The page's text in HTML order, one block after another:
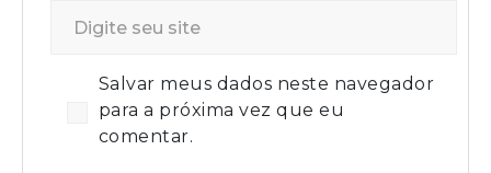
Salvar meus dados neste navegador
para a próxima vez que eu
comentar.